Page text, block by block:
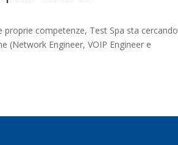
competenze, Test Spa sta cercando
(Network Engineer, VOIP Engineer e